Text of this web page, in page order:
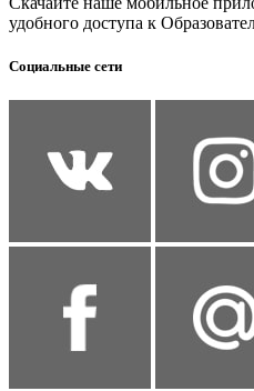
удобного доступа к
Социальные сети